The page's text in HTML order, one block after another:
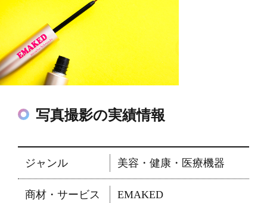
写真撮影の実績情報
ジャンル 美容・健康・医療機器
商材・サービス EMAKED